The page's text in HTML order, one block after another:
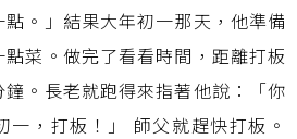
。」結果大年初一那天，他準備
菜。做完了看看時間，距離打板
。長老就跑得來指著他說：「你
一，打板！」 師父就趕快打板。